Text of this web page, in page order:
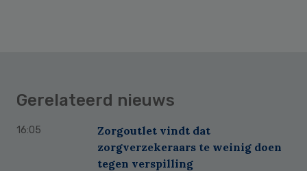
Gerelateerd nieuws
16:05
Zorgoutlet vindt dat
zorgverzekeraars te weinig doen
tegen verspilling